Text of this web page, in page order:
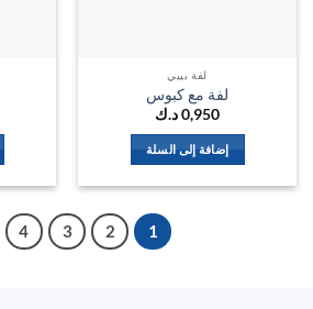
لفة بيبي
لفة مع كبوس
0,950د.ك
إضافة إلى السلة
1
2
3
4